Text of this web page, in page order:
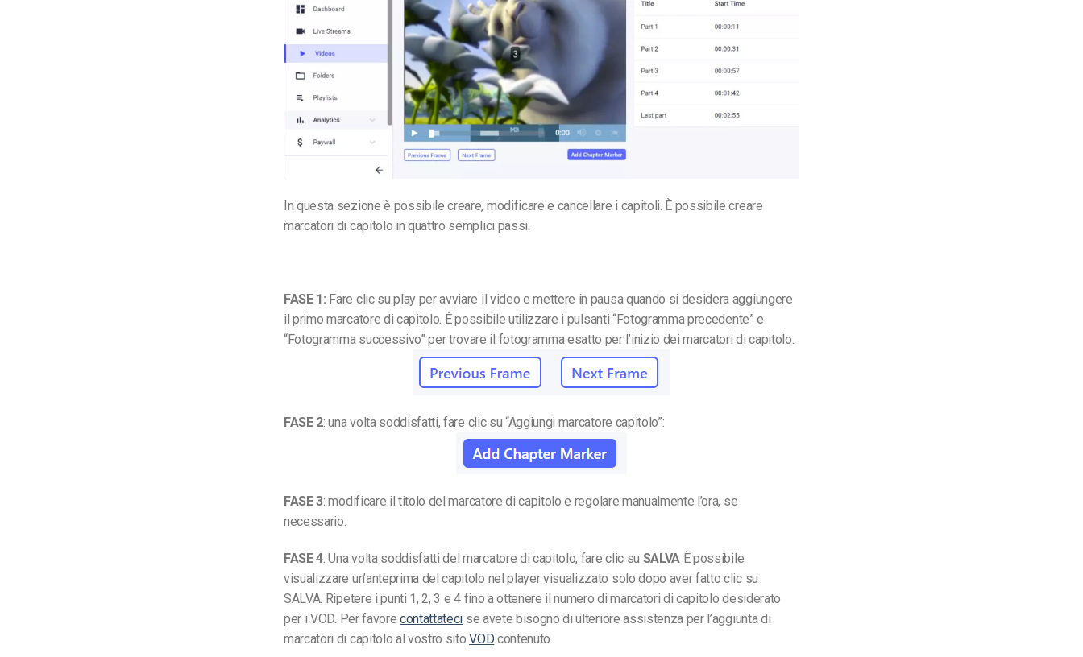
In questa sezione è possibile creare, modificare e cancellare i capitoli. È possibile creare
marcatori di capitolo in quattro semplici passi.
FASE 1: Fare clic su play per avviare il video e mettere in pausa quando si desidera aggiungere
il primo marcatore di capitolo. È possibile utilizzare i pulsanti “Fotogramma precedente” e
“Fotogramma successivo” per trovare il fotogramma esatto per l’inizio dei marcatori di capitolo.
FASE 2:una volta soddisfatti, fare clic su “Aggiungi marcatore capitolo”:
FASE 3:modificare il titolo del marcatore di capitolo e regolare manualmente l’ora, se
necessario.
FASE 4: Una volta soddisfatti del marcatore di capitolo, fare clic su SALVA È possibile
visualizzare un’anteprima del capitolo nel player visualizzato solo dopo aver fatto clic su
SALVA. Ripetere i punti 1, 2, 3 e 4 fino a ottenere il numero di marcatori di capitolo desiderato
per i VOD. Per favore contattateci se avete bisogno di ulteriore assistenza per l’aggiunta di
marcatori di capitolo al vostro sitoVOD contenuto.